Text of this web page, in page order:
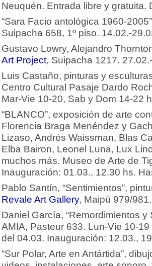
Neuquén. Entrada libre y gratuita.
“Sara Facio antológica 1960-
Suipacha 658, 1º piso. 14.02.-
Gustavo Lowry, Alejandro
Art Project, Suipacha 1217.
Luis Castaño, pinturas y
Centro Cultural Pasaje Dardo
Mar-Vie 10-20, Sab y Dom 14-22
“BLANCO”, exposición de arte
Florencia Braga Menéndez y
Lizaso, Andrés Waissman, Blas
Elba Bairon, Leonel Luna, Lux
muchos más. Museo de Arte de
Inauguración: 01.03., 12.30 hs.
Pablo Santín, “Sentimientos”,
Revale Art Gallery, Maipú 979/
Daniel García, “Remordimientos y
AMIA, Pasteur 633. Lun-Vie 10-
del 04.03. Inauguración: 12.03.,
“Sur Polar, Arte en Antártida”,